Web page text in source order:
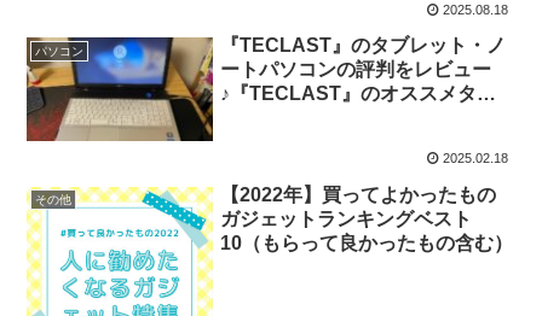
2025.08.18
パソコン
『TECLAST』のタブレット・ノ
ートパソコンの評判をレビュー
♪『TECLAST』のオススメタブ
2025.02.18
その他
【2022年】買ってよかったもの
ガジェットランキングベスト
10（もらって良かったもの含む）